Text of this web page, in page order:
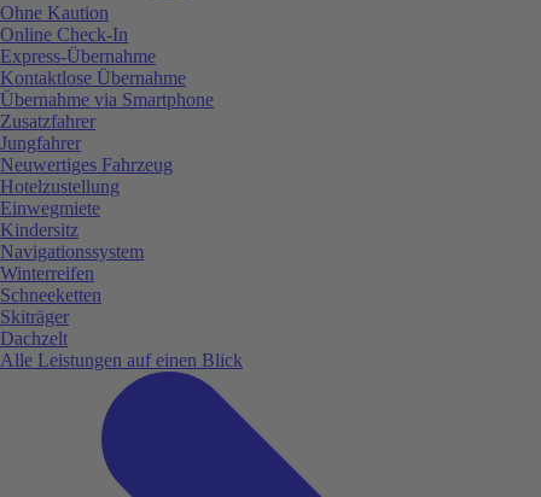
Ohne Kaution
Online Check-In
Express-Übernahme
Kontaktlose Übernahme
Übernahme via Smartphone
Zusatzfahrer
Jungfahrer
Neuwertiges Fahrzeug
Hotelzustellung
Einwegmiete
Kindersitz
Navigationssystem
Winterreifen
Schneeketten
Skiträger
Dachzelt
Alle Leistungen auf einen Blick